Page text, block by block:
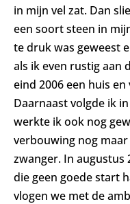
in mijn vel zat. Dan
een soort steen in
te druk was geweest
als ik even rustig aan
eind 2006 een huis
Daarnaast volgde ik
werkte ik ook nog
verbouwing nog
zwanger. In augustus
die geen goede start
vlogen we met de